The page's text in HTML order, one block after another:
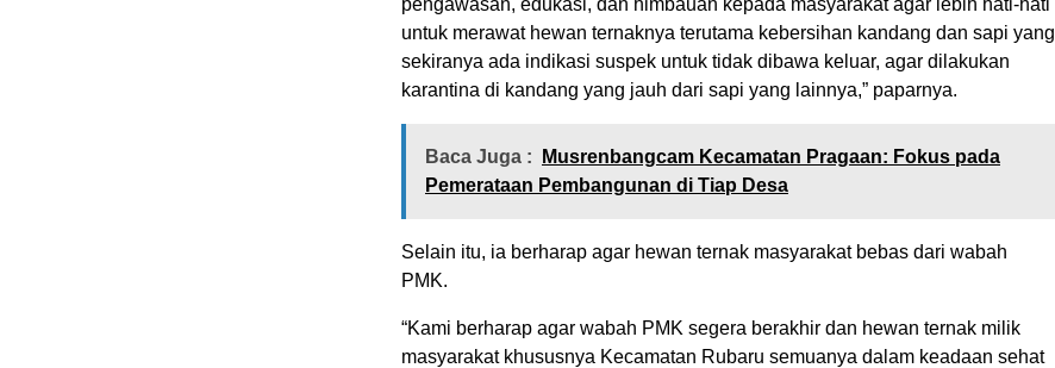
pengawasan, edukasi, dan himbauan kepada masyarakat agar lebih hati-hati
untuk merawat hewan ternaknya terutama kebersihan kandang dan sapi yang
sekiranya ada indikasi suspek untuk tidak dibawa keluar, agar dilakukan
karantina di kandang yang jauh dari sapi yang lainnya,” paparnya.
Baca Juga :
Musrenbangcam Kecamatan Pragaan: Fokus pada
Pemerataan Pembangunan di Tiap Desa
Selain itu, ia berharap agar hewan ternak masyarakat bebas dari wabah
PMK.
“Kami berharap agar wabah PMK segera berakhir dan hewan ternak milik
masyarakat khususnya Kecamatan Rubaru semuanya dalam keadaan sehat